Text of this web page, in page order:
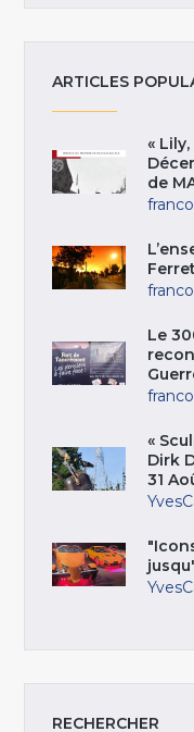
ARTICLES
«
de
Le
«
Dirk
31
RECHERCHER